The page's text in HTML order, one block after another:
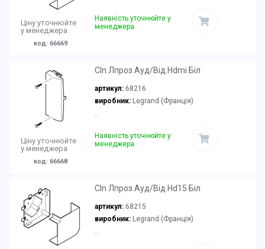
Ціну уточнюйте
у менеджера
код: 66669
Наявність уточнюйте у
менеджера
Ціну уточнюйте
у менеджера
код: 66668
Cln Лпроз.Ауд/Від.Hdmi Біл
артикул: 68216
виробник:Legrand (Франція)
..
Наявність уточнюйте у
менеджера
Cln Лпроз.Ауд/Від.Hd15 Біл
артикул: 68215
виробник:Legrand (Франція)
..